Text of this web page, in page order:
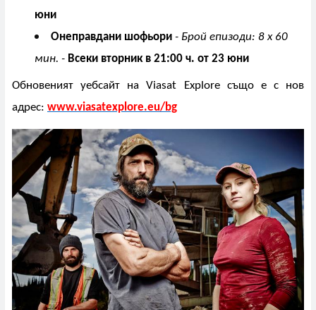
юни
Онеправдани шофьори - Брой епизоди: 8 x 60
мин. - Всеки вторник в 21:00 ч. от 23 юни
Обновеният уебсайт наViasat Explore също е с нов
адрес: www.viasatexplore.eu/bg